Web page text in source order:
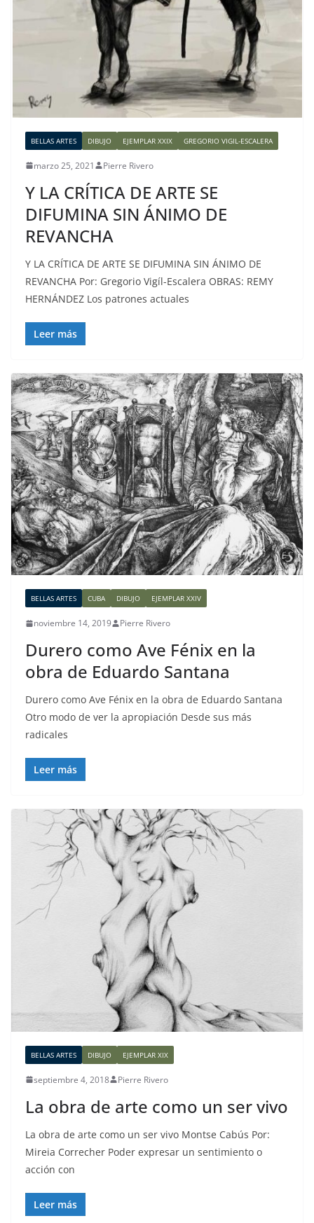
BELLAS ARTES DIBUJO EJEMPLAR XXIX GREGORIO VIGIL-ESCALERA
marzo 25, 2021 Pierre Rivero
Y LA CRÍTICA DE ARTE SE
DIFUMINA SIN ÁNIMO DE
REVANCHA
Y LA CRÍTICA DE ARTE SE DIFUMINA SIN ÁNIMO DE
REVANCHA Por: Gregorio Vigíl-Escalera OBRAS: REMY
HERNÁNDEZ Los patrones actuales
Leer más
BELLAS ARTES CUBA DIBUJO EJEMPLAR XXIV
noviembre 14, 2019 Pierre Rivero
Durero como Ave Fénix en la
obra de Eduardo Santana
Durero como Ave Fénix en la obra de Eduardo Santana
Otro modo de ver la apropiación Desde sus más
radicales
Leer más
BELLAS ARTES DIBUJO EJEMPLAR XIX
septiembre 4, 2018 Pierre Rivero
La obra de arte como un ser vivo
La obra de arte como un ser vivo Montse Cabús Por:
Mireia Correcher Poder expresar un sentimiento o
acción con
Leer más